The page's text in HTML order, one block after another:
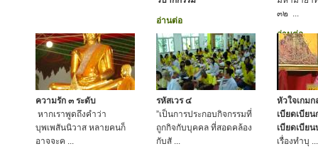
อ่านต่อ
๓๒ ...
อ่านต่อ
ความรัก ๓ ระดับ
หากเราพูดถึงคำว่า
บุพเพสันนิวาส หลายคนก็
อาจจะค ...
รหัสเวร ๔
”เป็นการประกอบกิจกรรมที่
ถูกกิจกับบุคคล ที่สอดคล้อง
กับสั ...
หัวใจเกมก
เบียดเบีย
เบียดเบีย
เรื่องทำบุ ...